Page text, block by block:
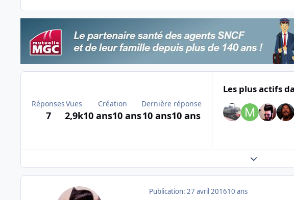
Réponses
7
Vues
2,9k
Création
10 ans10 ans
Dernière réponse
10 ans10 ans
Les plus actifs
Expand topic
Publication: 27 avril 201610 ans